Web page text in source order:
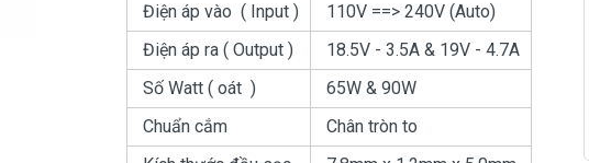
Điện áp vào ( Input )
110V ==> 240V (Auto)
Điện áp ra ( Output )
18.5V - 3.5A & 19V - 4.7A
Số Watt ( oát )
65W & 90W
Chuẩn cắm
Chân tròn to